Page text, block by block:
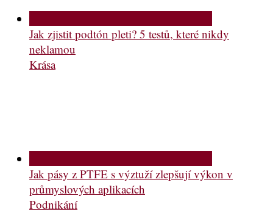
Jak zjistit podtón pleti? 5 testů, které nikdy
neklamou
Krása
Jak pásy z PTFE s výztuží zlepšují výkon v
průmyslových aplikacích
Podnikání